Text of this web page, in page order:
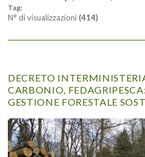
Tag:
N° di visualizzazioni (414)
DECRETO
CARBONIO,
GESTIONE FORESTALE